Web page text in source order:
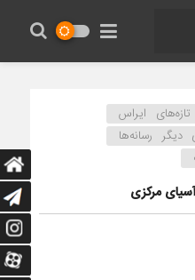
تازه‌های ایراس
دیگر رسانه‌ها
مرکزی